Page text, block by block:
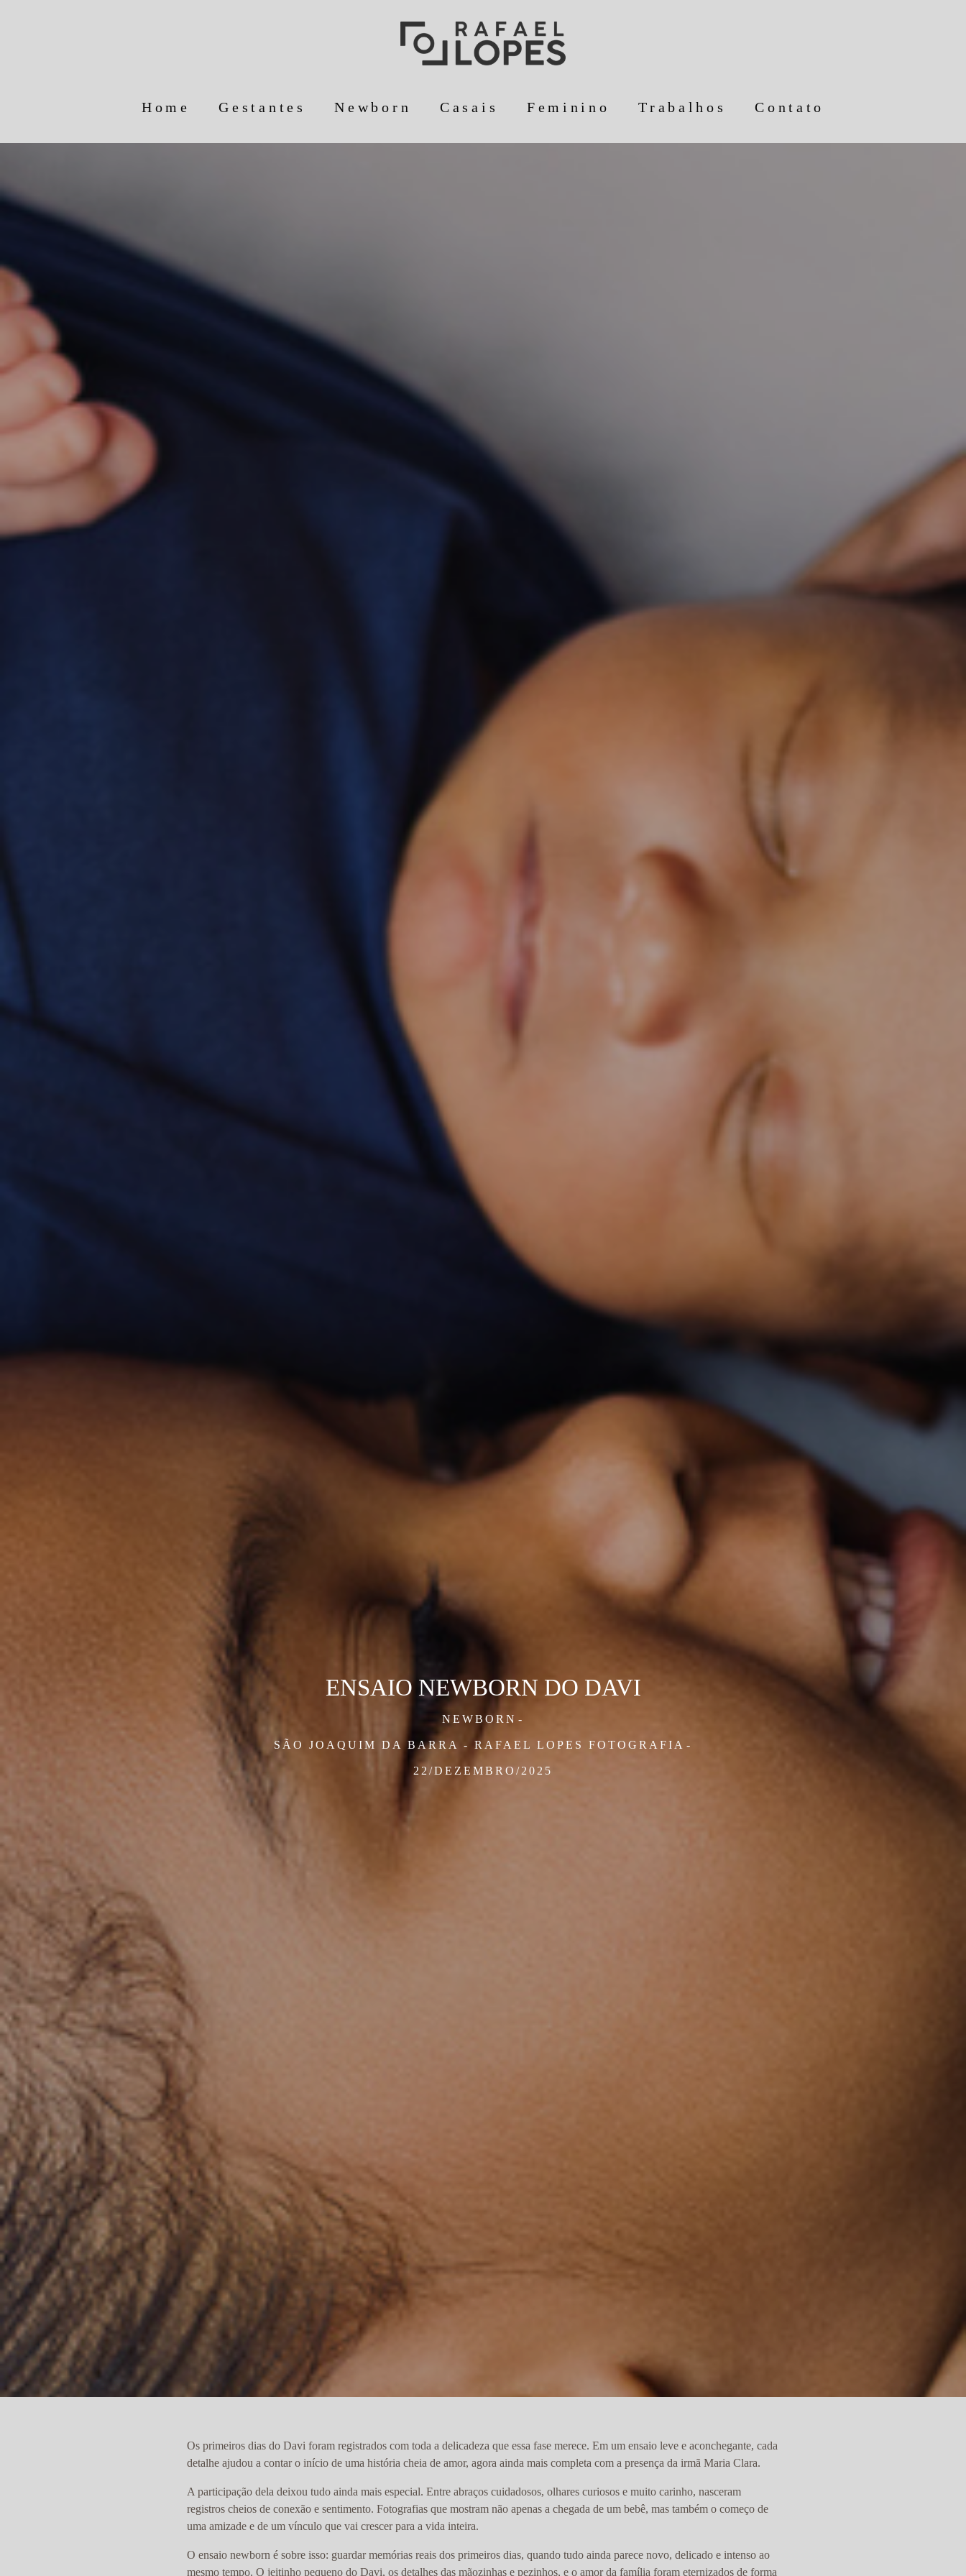
Home Gestantes Newborn Casais Feminino Trabalhos Contato
NEWBORN
SÃO JOAQUIM DA BARRA - RAFAEL LOPES FOTOGRAFIA
22/DEZEMBRO/2025
ENSAIO NEWBORN DO DAVI
Os primeiros dias do Davi foram registrados com toda a delicadeza que essa fase merece. Em um ensaio leve e aconchegante, cada
detalhe ajudou a contar o início de uma história cheia de amor, agora ainda mais completa com a presença da irmã Maria Clara.
A participação dela deixou tudo ainda mais especial. Entre abraços cuidadosos, olhares curiosos e muito carinho, nasceram
registros cheios de conexão e sentimento. Fotografias que mostram não apenas a chegada de um bebê, mas também o começo de
uma amizade e de um vínculo que vai crescer para a vida inteira.
O ensaio newborn é sobre isso: guardar memórias reais dos primeiros dias, quando tudo ainda parece novo, delicado e intenso ao
mesmo tempo. O jeitinho pequeno do Davi, os detalhes das mãozinhas e pezinhos, e o amor da família foram eternizados de forma